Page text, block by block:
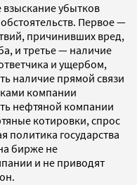
убытков
Первое —
причинивших вред,
и третье — наличие
и ущербом,
наличие прямой связи
компании
нефтяной компании
котировки, спрос
политика государства
бирже не
и не приводят